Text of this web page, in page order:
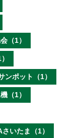
（1）
ンポット（1）
（1）
さいたま（1）